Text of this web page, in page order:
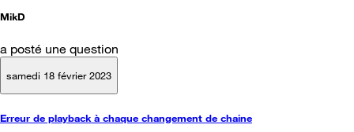
MikD
a posté une question
samedi 18 février 2023
Erreur de playback à chaque changement de chaine